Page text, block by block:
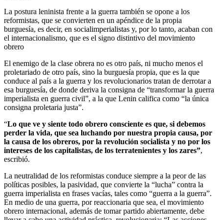
La postura leninista frente a la guerra también se opone a los
reformistas, que se convierten en un apéndice de la propia
burguesía, es decir, en socialimperialistas y, por lo tanto, acaban con
el internacionalismo, que es el signo distintivo del movimiento
obrero
El enemigo de la clase obrera no es otro país, ni mucho menos el
proletariado de otro país, sino la burguesía propia, que es la que
conduce al país a la guerra y los revolucionarios tratan de derrotar a
esa burguesía, de donde deriva la consigna de “transformar la guerra
imperialista en guerra civil”, a la que Lenin califica como “la única
consigna proletaria justa”.
“Lo que ve y siente todo obrero consciente es que, si debemos
perder la vida, que sea luchando por nuestra propia causa, por
la causa de los obreros, por la revolución socialista y no por los
intereses de los capitalistas, de los terratenientes y los zares”,
escribió.
La neutralidad de los reformistas conduce siempre a la peor de las
políticas posibles, la pasividad, que convierte la “lucha” contra la
guerra imperialista en frases vacías, tales como “guerra a la guerra”.
En medio de una guerra, por reaccionaria que sea, el movimiento
obrero internacional, además de tomar partido abiertamente, debe